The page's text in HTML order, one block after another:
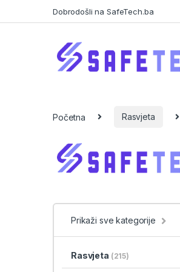
Dobrodošli na SafeTech.ba
Početna Rasvjeta
Prikaži sve kategorije
Rasvjeta (215)